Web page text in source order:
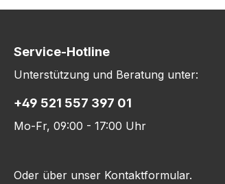
4-fach Einspülkasten
zu allen wichtigen
Bauteilen von der
Große Türöffnung für
einfache Be- und
Service-Hotline
Unterstützung und Beratung unter:
+49 521 557 397 01
Mo-Fr, 09:00 - 17:00 Uhr
Oder über unser Kontaktformular.